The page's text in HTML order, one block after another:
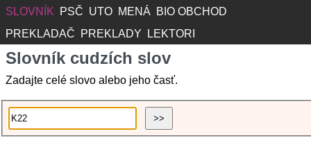
SLOVNÍK PSČ UTO MENÁ
BIO OBCHOD
PREKLADAČ
PREKLADY LEKTORI
Slovník cudzích slov
Zadajte celé slovo alebo jeho časť.